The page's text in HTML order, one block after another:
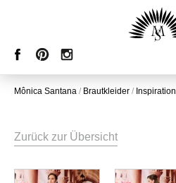
Mônica Santana / Brautkleider / Inspiration
Zurück zur Übersicht